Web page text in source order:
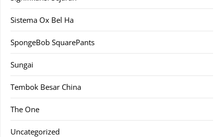
Sistema Ox Bel Ha
SpongeBob SquarePants
Sungai
Tembok Besar China
The One
Uncategorized